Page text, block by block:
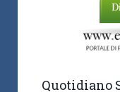
Quotidiano